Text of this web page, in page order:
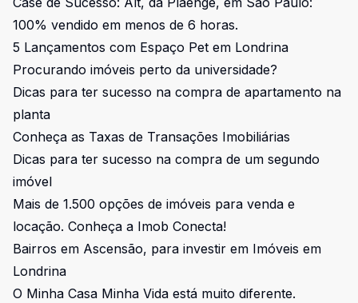
100% vendido em menos de 6 horas.
5 Lançamentos com Espaço Pet em Londrina
Procurando imóveis perto da universidade?
Dicas para ter sucesso na compra de apartamento na
planta
Conheça as Taxas de Transações Imobiliárias
Dicas para ter sucesso na compra de um segundo
imóvel
Mais de 1.500 opções de imóveis para venda e
locação. Conheça a Imob Conecta!
Bairros em Ascensão, para investir em Imóveis em
Londrina
O Minha Casa Minha Vida está muito diferente.